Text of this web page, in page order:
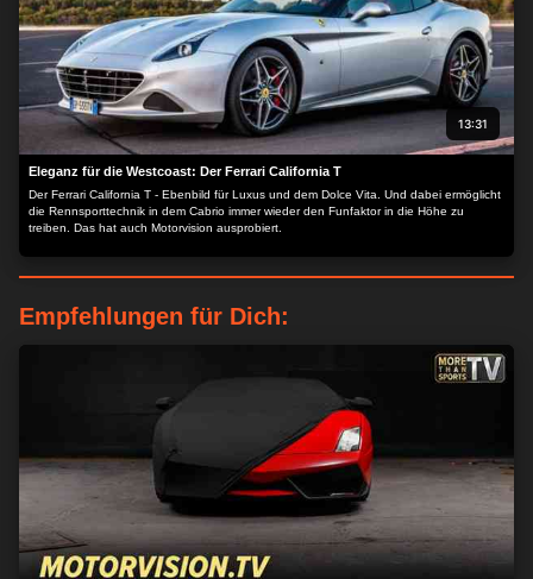
13:31
Eleganz für die Westcoast: Der Ferrari California T
Der Ferrari California T - Ebenbild für Luxus und dem Dolce Vita. Und dabei ermöglicht
die Rennsporttechnik in dem Cabrio immer wieder den Funfaktor in die Höhe zu
treiben. Das hat auch Motorvision ausprobiert.
Empfehlungen für Dich: